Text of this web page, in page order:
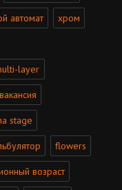
автомат хром
layer
вакансия
stage
flowers
возраст